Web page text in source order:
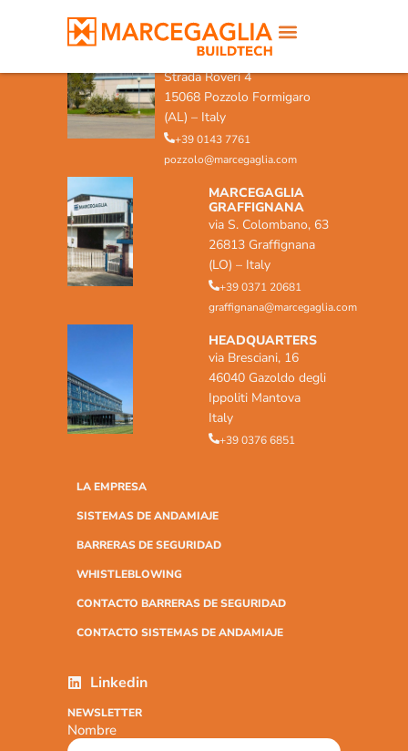
MARCEGAGLIA POZZOLO
FORMIGARO
Strada Roveri 4
15068 Pozzolo Formigaro
(AL) – Italy
+39 0143 7761
pozzolo@marcegaglia.com
MARCEGAGLIA
GRAFFIGNANA
via S. Colombano, 63
26813 Graffignana
(LO) – Italy
+39 0371 20681
graffignana@marcegaglia.com
HEADQUARTERS
via Bresciani, 16
46040 Gazoldo degli
Ippoliti Mantova
Italy
+39 0376 6851
LA EMPRESA
SISTEMAS DE ANDAMIAJE
BARRERAS DE SEGURIDAD
WHISTLEBLOWING
CONTACTO BARRERAS DE SEGURIDAD
CONTACTO SISTEMAS DE ANDAMIAJE
Linkedin
NEWSLETTER
Nombre